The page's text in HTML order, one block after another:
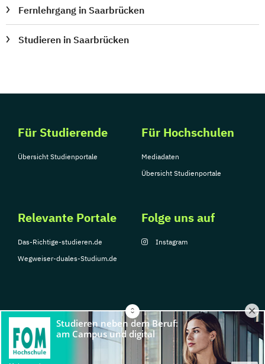
Fernlehrgang in Saarbrücken
Studieren in Saarbrücken
Für Studierende
Übersicht Studienportale
Für Hochschulen
Mediadaten
Übersicht Studienportale
Relevante Portale
Das-Richtige-studieren.de
Wegweiser-duales-Studium.de
Folge uns auf
Instagram
© Copyright 2026, TarGroup Media GmbH
Impressum
Datenschutzerklärung Nutzungsbedingungen